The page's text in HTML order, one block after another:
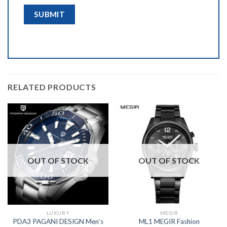
RELATED PRODUCTS
OUT OF STOCK
LUXURY
PDA3 PAGANI DESIGN Men’s
OUT OF STOCK
MEGIR
ML1 MEGIR Fashion